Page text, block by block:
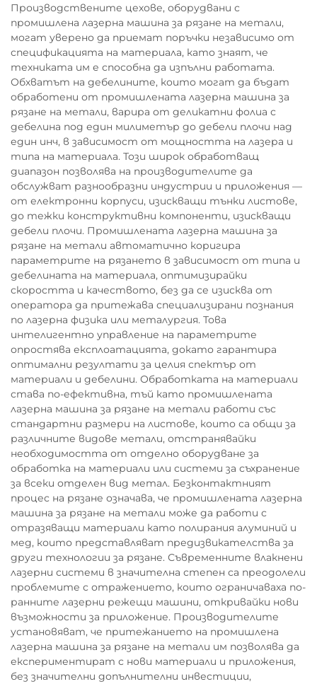
Производствените цехове, оборудвани с
промишлена лазерна машина за рязане на метали,
могат уверено да приемат поръчки независимо от
спецификацията на материала, като знаят, че
техниката им е способна да изпълни работата.
Обхватът на дебелините, които могат да бъдат
обработени от промишлената лазерна машина за
рязане на метали, варира от деликатни фолиа с
дебелина под един милиметър до дебели плочи над
един инч, в зависимост от мощността на лазера и
типа на материала. Този широк обработващ
диапазон позволява на производителите да
обслужват разнообразни индустрии и приложения —
от електронни корпуси, изискващи тънки листове,
до тежки конструктивни компоненти, изискващи
дебели плочи. Промишлената лазерна машина за
рязане на метали автоматично коригира
параметрите на рязането в зависимост от типа и
дебелината на материала, оптимизирайки
скоростта и качеството, без да се изисква от
оператора да притежава специализирани познания
по лазерна физика или металургия. Това
интелигентно управление на параметрите
опростява експлоатацията, докато гарантира
оптимални резултати за целия спектър от
материали и дебелини. Обработката на материали
става по-ефективна, тъй като промишлената
лазерна машина за рязане на метали работи със
стандартни размери на листове, които са общи за
различните видове метали, отстранявайки
необходимостта от отделно оборудване за
обработка на материали или системи за съхранение
за всеки отделен вид метал. Безконтактният
процес на рязане означава, че промишлената лазерна
машина за рязане на метали може да работи с
отразяващи материали като полирания алуминий и
мед, които представляват предизвикателства за
други технологии за рязане. Съвременните влакнени
лазерни системи в значителна степен са преодолели
проблемите с отражението, които ограничаваха по-
ранните лазерни режещи машини, откривайки нови
възможности за приложение. Производителите
установяват, че притежанието на промишлена
лазерна машина за рязане на метали им позволява да
експериментират с нови материали и приложения,
без значителни допълнителни инвестиции,